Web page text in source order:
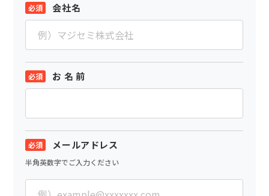
会社名
お 名 前
メールアドレス
半角英数字でご入力ください